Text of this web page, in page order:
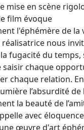
mise en scène
film évoque
l'éphémère de la
réalisatrice nous
fugacité du temps,
saisir chaque
chaque relation. En
l’absurdité de
la beauté de
avec
œuvre d'art